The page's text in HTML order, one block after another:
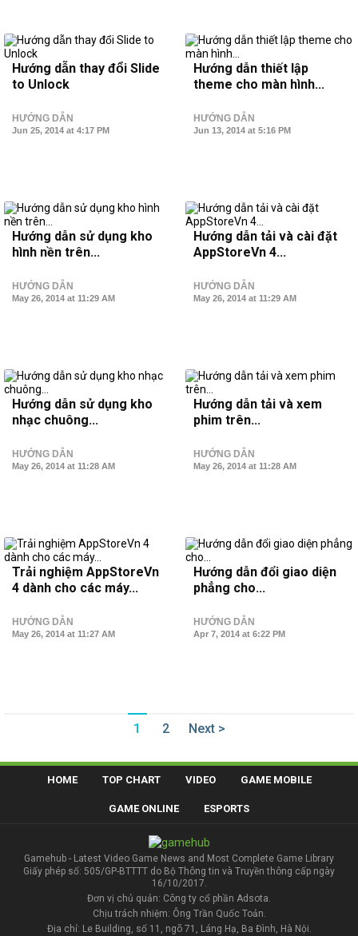
Hướng dẫn thay đổi Slide
to Unlock
HƯỚNG DẪN
Jun 25, 2014 at 4:17 PM
Hướng dẫn thiết lập
theme cho màn hình...
HƯỚNG DẪN
Jun 13, 2014 at 5:16 PM
Hướng dẫn sử dụng kho
hình nền trên...
HƯỚNG DẪN
May 26, 2014 at 11:29 AM
Hướng dẫn tải và cài đặt
AppStoreVn 4...
HƯỚNG DẪN
May 26, 2014 at 11:29 AM
Hướng dẫn sử dụng kho
nhạc chuông...
HƯỚNG DẪN
May 26, 2014 at 11:28 AM
Hướng dẫn tải và xem
phim trên...
HƯỚNG DẪN
May 26, 2014 at 11:28 AM
Trải nghiệm AppStoreVn
4 dành cho các máy...
HƯỚNG DẪN
May 26, 2014 at 11:27 AM
Hướng dẫn đổi giao diện
phẳng cho...
HƯỚNG DẪN
Apr 7, 2014 at 6:22 PM
1 2 Next >
HOME TOP CHART VIDEO GAME MOBILE
GAME ONLINE ESPORTS
Gamehub - Latest Video Game News and Most Complete Game Library
Giấy phép số: 505/GP-BTTTT do Bộ Thông tin và Truyền thông cấp ngày
16/10/2017.
Đơn vị chủ quản: Công ty cổ phần Adsota.
Chịu trách nhiệm: Ông Trần Quốc Toản.
Địa chỉ: Le Building, số 11, ngõ 71, Láng Hạ, Ba Đình, Hà Nội.